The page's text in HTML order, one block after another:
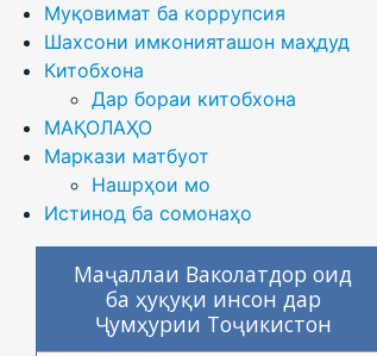
Муқовимат ба коррупсия
Шахсони имконияташон маҳдуд
Китобхона
Дар бораи китобхона
МАҚОЛАҲО
Маркази матбуот
Нашрҳои мо
Истинод ба сомонаҳо
Маҷаллаи Ваколатдор оид
ба ҳуқуқи инсон дар
Ҷумҳурии Тоҷикистон